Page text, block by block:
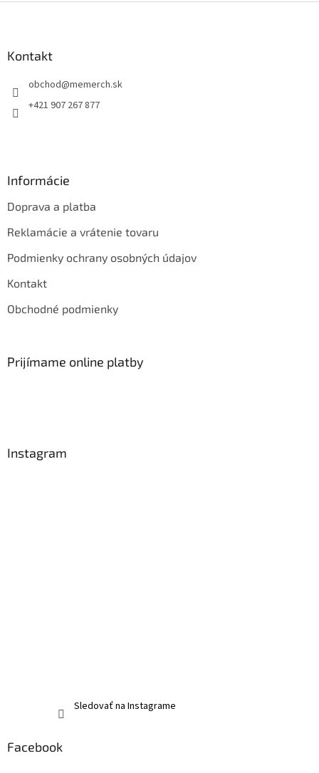
Kontakt
obchod@memerch.sk
+421 907 267 877
Informácie
Doprava a platba
Reklamácie a vrátenie tovaru
Podmienky ochrany osobných údajov
Kontakt
Obchodné podmienky
Prijímame online platby
Instagram
Sledovať na Instagrame
Facebook